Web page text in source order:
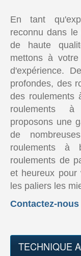
En tant
reconnu dans
de haute
mettons à
d'expérience.
profondes, des
des roulements
roulements
proposons une
de
roulements
roulements de
et heureux pour
les paliers les
Contactez-nous
TECHNIQUE